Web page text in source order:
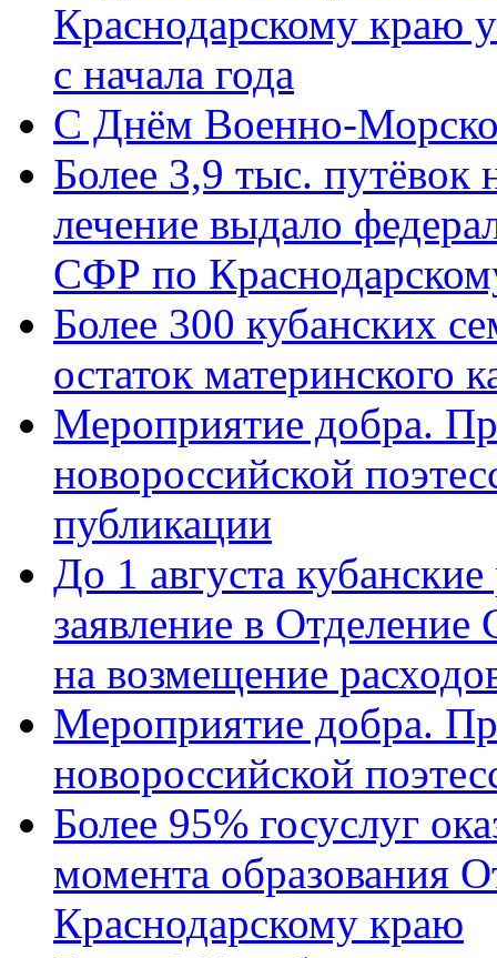
Краснодарскому краю
с начала года
C Днём Военно-
Более 3,9 тыс. путёвок
лечение выдало
СФР по
Более 300 кубанских
остаток материнского
Мероприятие добра.
новороссийской
публикации
До 1 августа
заявление в
на возмещение
Мероприятие добра.
новороссийской
Более 95% госуслуг
момента образования
Краснодарскому краю